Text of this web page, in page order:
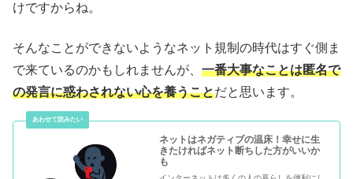
けですからね。
そんなことができないようなネット規制の時代はすぐ側ま
で来ているのかもしれませんが、 一番大事なことは匿名で
の発言に惑わされない心を養うことだと思います。
ネットはネガティブの温床！幸せに生
きたければネット断ちした方がいいか
も